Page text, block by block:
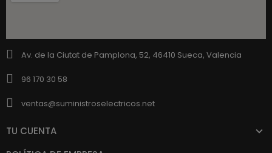
Av. de la Ciutat de Pamplona, 52, 46410 Sueca, Valencia
96 170 30 58
ventas@suministroselectricos.net
TU CUENTA